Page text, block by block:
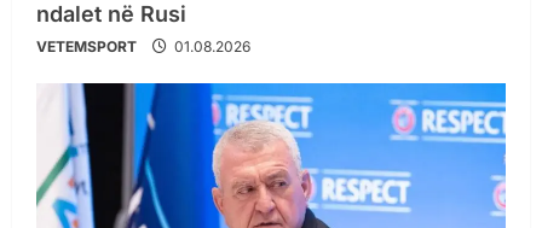
ndalet në Rusi
VETEMSPORT 01.08.2026